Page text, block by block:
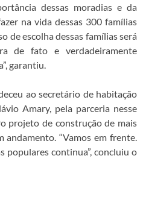
dessas moradias e da
na vida dessas 300 famílias
de escolha dessas famílias será
de fato e verdadeiramente
garantiu.
ao secretário de habitação
Amary, pela parceria nesse
projeto de construção de mais
andamento. “Vamos em frente.
populares continua”, concluiu o